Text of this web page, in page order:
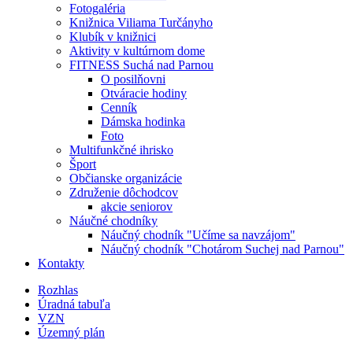
Fotogaléria
Knižnica Viliama Turčányho
Klubík v knižnici
Aktivity v kultúrnom dome
FITNESS Suchá nad Parnou
O posilňovni
Otváracie hodiny
Cenník
Dámska hodinka
Foto
Multifunkčné ihrisko
Šport
Občianske organizácie
Združenie dôchodcov
akcie seniorov
Náučné chodníky
Náučný chodník "Učíme sa navzájom"
Náučný chodník "Chotárom Suchej nad Parnou"
Kontakty
Rozhlas
Úradná tabuľa
VZN
Územný plán